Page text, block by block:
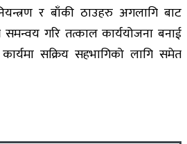
र बाँकी ठाउहरु अगलागि बाट
गरि तत्काल कार्ययोजना बनाई
सक्रिय सहभागिको लागि समेत